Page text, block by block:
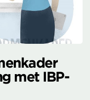
met IBP-